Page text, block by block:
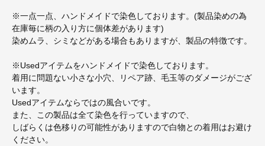
※一点一点、ハンドメイドで染色しております。(製品染めの為
在庫毎に柄の入り方に個体差があります)
染めムラ、シミなどがある場合もありますが、製品の特徴です。
※Usedアイテムをハンドメイドで染色しております。
着用に問題ない小さな小穴、リペア跡、毛玉等のダメージがござ
います。
Usedアイテムならではの風合いです。
また、この製品は全て染色を行っていますので、
しばらくは色移りの可能性がありますので白物との着用はお避け
ください。